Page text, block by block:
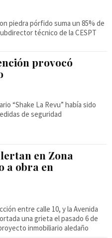
piedra pórfido suma un 85% de
técnico de la CESPT
provocó
“Shake La Revu” había sido
de seguridad
en Zona
a obra en
una grieta el pasado 6 de
inmobiliario aledaño